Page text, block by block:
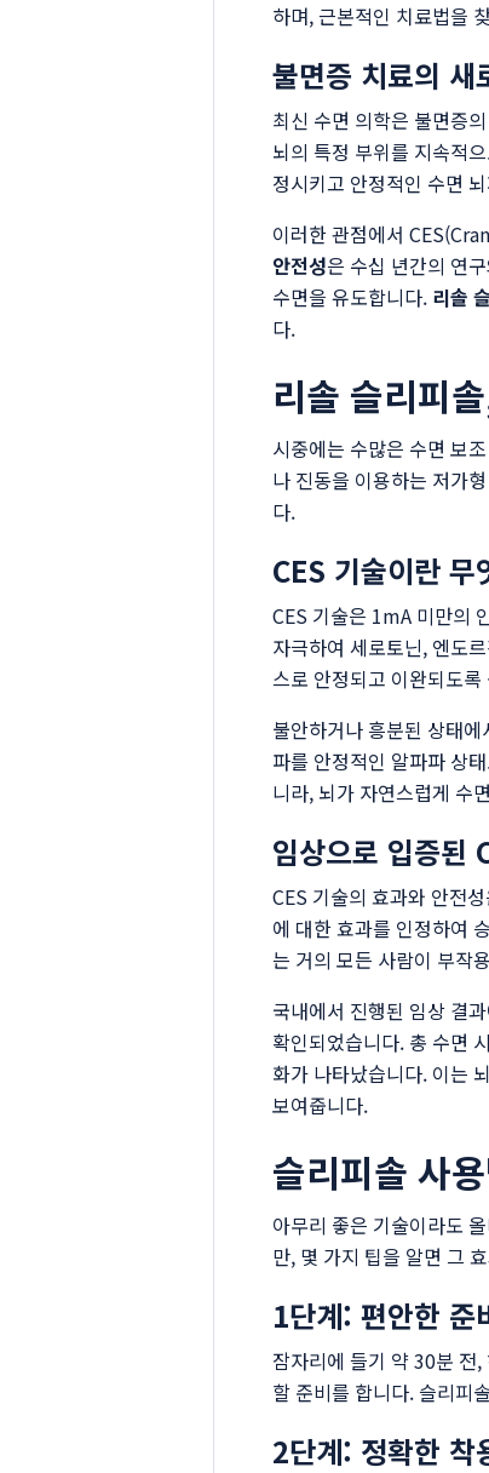
하며, 근본적인 치료법을
불면증 치료의
최신 수면 의학은 불면증
뇌의 특정 부위를 지속적
정시키고 안정적인 수면
이러한 관점에서
안전성은 수십 년간의 연
수면을 유도합니다. 리솔
다.
리솔 슬리피
시중에는 수많은 수면 보
나 진동을 이용하는 저가
다.
CES 기술이란 무
CES 기술은 1mA 미만의
자극하여 세로토닌, 엔도
스로 안정되고 이완되도
불안하거나 흥분된 상태
파를 안정적인 알파파 상
니라, 뇌가 자연스럽게 수
임상으로 입증된
CES 기술의 효과와 안전
에 대한 효과를 인정하여
는 거의 모든 사람이 부작
국내에서 진행된 임상 결
확인되었습니다. 총 수면
화가 나타났습니다. 이는
보여줍니다.
슬리피솔 사
아무리 좋은 기술이라도
만, 몇 가지 팁을 알면 그
1단계: 편안한 준
잠자리에 들기 약 30분 전
할 준비를 합니다. 슬리피
2단계: 정확한 착